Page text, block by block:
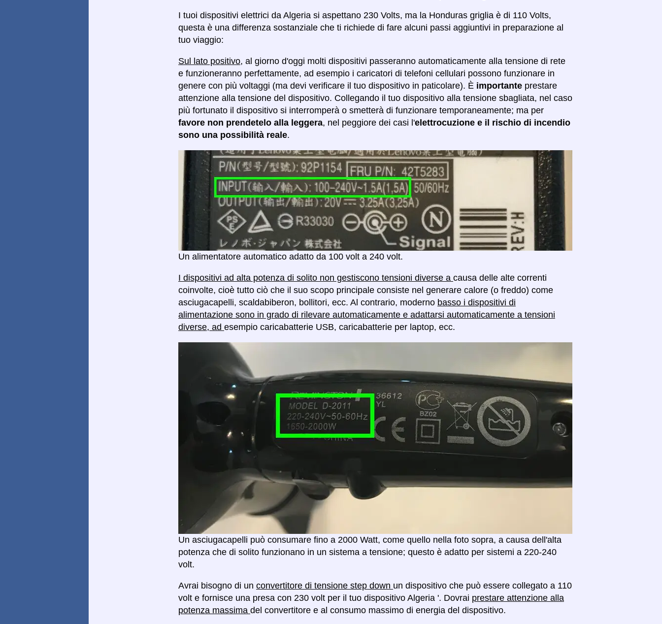
I tuoi dispositivi elettrici da Algeria si aspettano 230 Volts, ma la Honduras griglia è di 110 Volts,
questa è una differenza sostanziale che ti richiede di fare alcuni passi aggiuntivi in preparazione al
tuo viaggio:
Sul lato positivo, al giorno d'oggi molti dispositivi passeranno automaticamente alla tensione di rete
e funzioneranno perfettamente, ad esempio i caricatori di telefoni cellulari possono funzionare in
genere con più voltaggi (ma devi verificare il tuo dispositivo in paticolare). È importante prestare
attenzione alla tensione del dispositivo. Collegando il tuo dispositivo alla tensione sbagliata, nel caso
più fortunato il dispositivo si interromperà o smetterà di funzionare temporaneamente; ma per
favore non prendetelo alla leggera, nel peggiore dei casi l'elettrocuzione e il rischio di incendio
sono una possibilità reale.
Un alimentatore automatico adatto da 100 volt a 240 volt.
I dispositivi ad alta potenza di solito non gestiscono tensioni diverse a causa delle alte correnti
coinvolte, cioè tutto ciò che il suo scopo principale consiste nel generare calore (o freddo) come
asciugacapelli, scaldabiberon, bollitori, ecc. Al contrario, moderno basso i dispositivi di
alimentazione sono in grado di rilevare automaticamente e adattarsi automaticamente a tensioni
diverse, ad esempio caricabatterie USB, caricabatterie per laptop, ecc.
Un asciugacapelli può consumare fino a 2000 Watt, come quello nella foto sopra, a causa dell'alta
potenza che di solito funzionano in un sistema a tensione; questo è adatto per sistemi a 220-240
volt.
Avrai bisogno di un convertitore di tensione step down un dispositivo che può essere collegato a 110
volt e fornisce una presa con 230 volt per il tuo dispositivo Algeria '. Dovrai prestare attenzione alla
potenza massima del convertitore e al consumo massimo di energia del dispositivo.